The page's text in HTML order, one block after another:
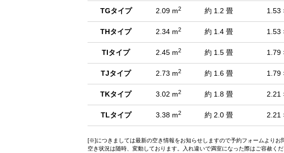
TGタイプ 2.09 m2 約 1.2 畳 1.53
THタイプ 2.34 m2 約 1.4 畳 1.53
TIタイプ 2.45 m2 約 1.5 畳 1.79
TJタイプ 2.73 m2 約 1.6 畳 1.79
TKタイプ 3.02 m2 約 1.8 畳 2.21
TLタイプ 3.38 m2 約 2.0 畳 2.21
[※]につきましては最新の空き情報をお知らせしますので予約フォームよりお
空き状況は随時、変動しております。入れ違いで満室になった際はご容赦くだ